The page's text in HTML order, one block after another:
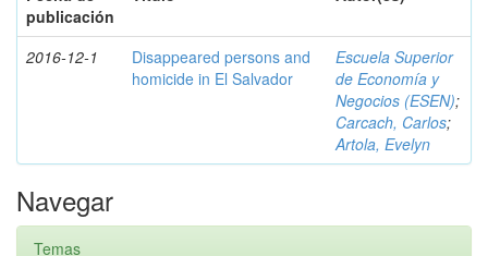
publicación
2016-12-1
Disappeared persons and
homicide in El Salvador
Escuela Superior
de Economía y
Negocios (ESEN);
Carcach, Carlos;
Artola, Evelyn
Navegar
Temas